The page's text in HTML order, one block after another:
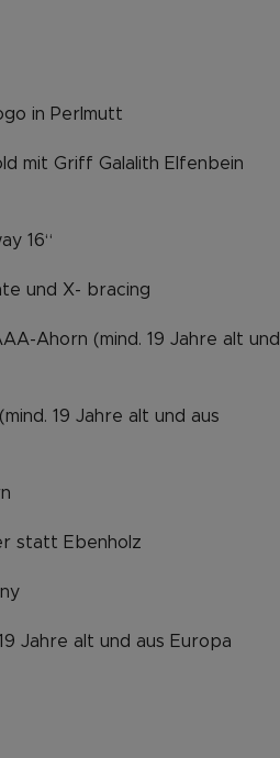
in Perlmutt
mit Griff Galalith Elfenbein
16“
und X- bracing
Ahorn (mind. 19 Jahre alt und
19 Jahre alt und aus
statt Ebenholz
Jahre alt und aus Europa